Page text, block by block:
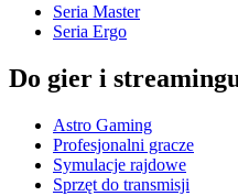
Seria Master
Seria Ergo
Do gier i
Astro Gaming
Profesjonalni gracze
Symulacje rajdowe
Sprzęt do transmisji